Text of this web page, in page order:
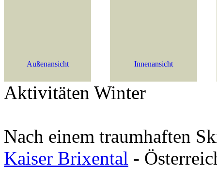
Außenansicht Innenansicht
Aktivitäten Winter
Nach einem traumhaften
Kaiser Brixental -